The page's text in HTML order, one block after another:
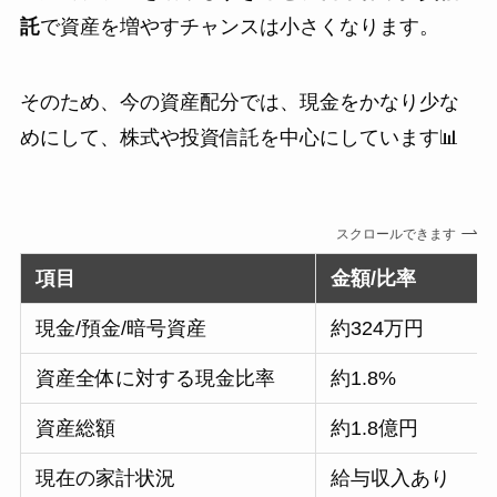
託で資産を増やすチャンスは小さくなります。
そのため、今の資産配分では、現金をかなり少な
めにして、株式や投資信託を中心にしています📊
スクロールできます
項目 金額/比率
現金/預金/暗号資産 約324万円
資産全体に対する現金比率 約1.8%
資産総額 約1.8億円
現在の家計状況 給与収入あり